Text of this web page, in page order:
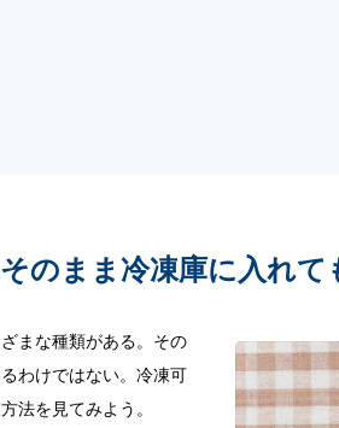
のまま冷凍庫に入れて
まな種類がある。その
わけではない。冷凍可
法を見てみよう。